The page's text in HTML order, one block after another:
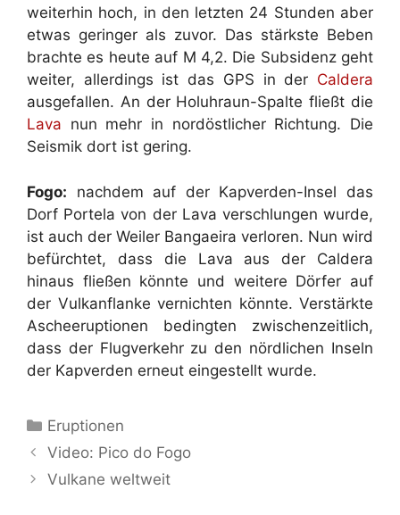
weiterhin hoch, in den letzten 24 Stunden aber
etwas geringer als zuvor. Das stärkste Beben
brachte es heute auf M 4,2. Die Subsidenz geht
weiter, allerdings ist das GPS in der Caldera
ausgefallen. An der Holuhraun-Spalte fließt die
Lava nun mehr in nordöstlicher Richtung. Die
Seismik dort ist gering.
Fogo: nachdem auf der Kapverden-Insel das
Dorf Portela von der Lava verschlungen wurde,
ist auch der Weiler Bangaeira verloren. Nun wird
befürchtet, dass die Lava aus der Caldera
hinaus fließen könnte und weitere Dörfer auf
der Vulkanflanke vernichten könnte. Verstärkte
Ascheeruptionen bedingten zwischenzeitlich,
dass der Flugverkehr zu den nördlichen Inseln
der Kapverden erneut eingestellt wurde.
Kategorien
Eruptionen
Video: Pico do Fogo
Vulkane weltweit